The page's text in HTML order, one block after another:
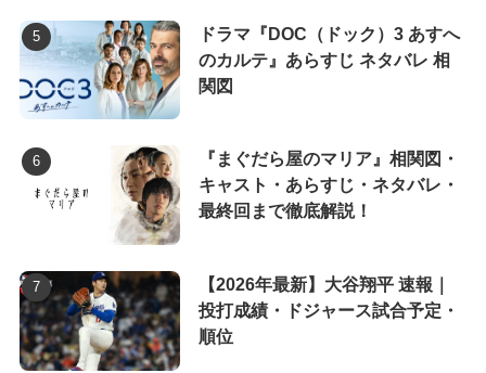
ドラマ『DOC（ドック）3 あすへ
のカルテ』あらすじ ネタバレ 相
関図
『まぐだら屋のマリア』相関図・
キャスト・あらすじ・ネタバレ・
最終回まで徹底解説！
【2026年最新】大谷翔平 速報｜
投打成績・ドジャース試合予定・
順位